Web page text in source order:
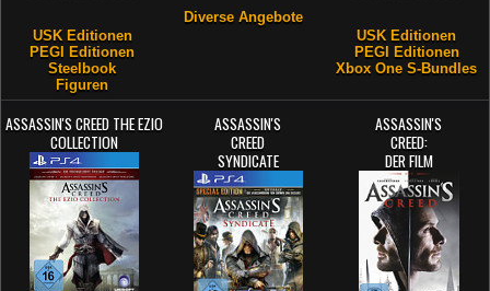
USK Editionen
PEGI Editionen
Steelbook
Figuren
Diverse Angebote
USK Editionen
PEGI Editionen
Xbox One S-Bundles
ASSASSIN'S CREED THE EZIO
COLLECTION
ASSASSIN'S
CREED
SYNDICATE
ASSASSIN'S
CREED:
DER FILM